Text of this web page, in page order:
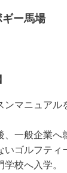
ギー馬場
ンマニュアル
一般企業へ
いゴルフティ
校へ入学。